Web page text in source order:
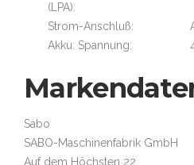
(LPA):
Strom-Anschluß:
Akku: Spannung:
Sabo
SABO-Maschinenfabrik GmbH
Auf dem Höchsten 22